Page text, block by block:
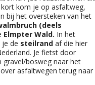
kom je op asfaltweg,
bij het oversteken van het
(deels
Elmpter Wald. In het
je de steilrand af die hier
Je fietst door
gravel/bosweg naar het
asfaltwegen terug naar